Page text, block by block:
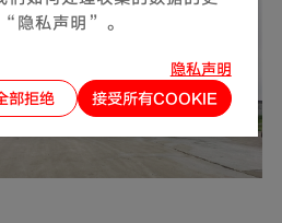
隐私声明”。
隐私声明
部拒绝
接受所有COOKIE